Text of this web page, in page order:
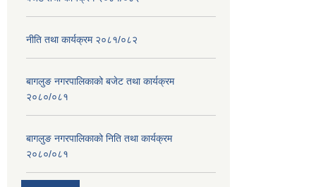
नीति तथा कार्यक्रम २०८१/०८२
बागलुङ नगरपालिकाको बजेट तथा कार्यक्रम
२०८०/०८१
बागलुङ नगरपालिकाको निति तथा कार्यक्रम
२०८०/०८१